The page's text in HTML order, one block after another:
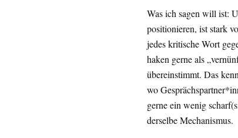
Was ich sagen will ist:
positionieren, ist stark
jedes kritische Wort
haken gerne als
übereinstimmt. Das
wo
gerne ein wenig
derselbe Mechanismus.